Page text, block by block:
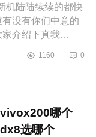
陆陆续续的都快
没有你们中意的
介绍下真我
评怎么样 十
1160 0
哪个
选哪个